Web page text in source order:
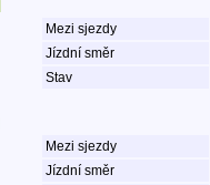
Mezi sjezdy
Jízdní směr
Stav
Mezi sjezdy
Jízdní směr